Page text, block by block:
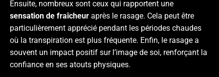
Ensuite, nombreux sont ceux qui rapportent une
sensation de fraîcheur après le rasage. Cela peut être
particulièrement apprécié pendant les périodes chaudes
où la transpiration est plus fréquente. Enfin, le rasage a
souvent un impact positif sur l’image de soi, renforçant la
confiance en ses atouts physiques.